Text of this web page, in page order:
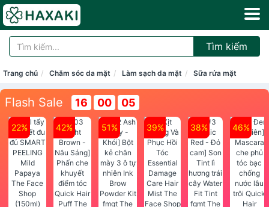
Tìm kiếm
Trang chủ Chăm sóc da mặt Làm sạch da mặt Sữa rửa mặt
Flash Sale 16 00 05
22% 42% 51% 39% 38% 46%